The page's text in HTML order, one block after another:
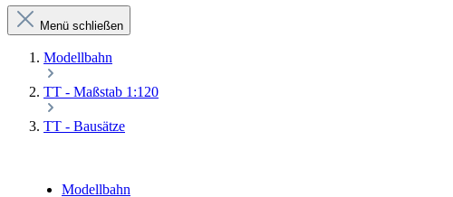
Menü schließen
Modellbahn
TT - Maßstab 1:120
TT - Bausätze
Modellbahn